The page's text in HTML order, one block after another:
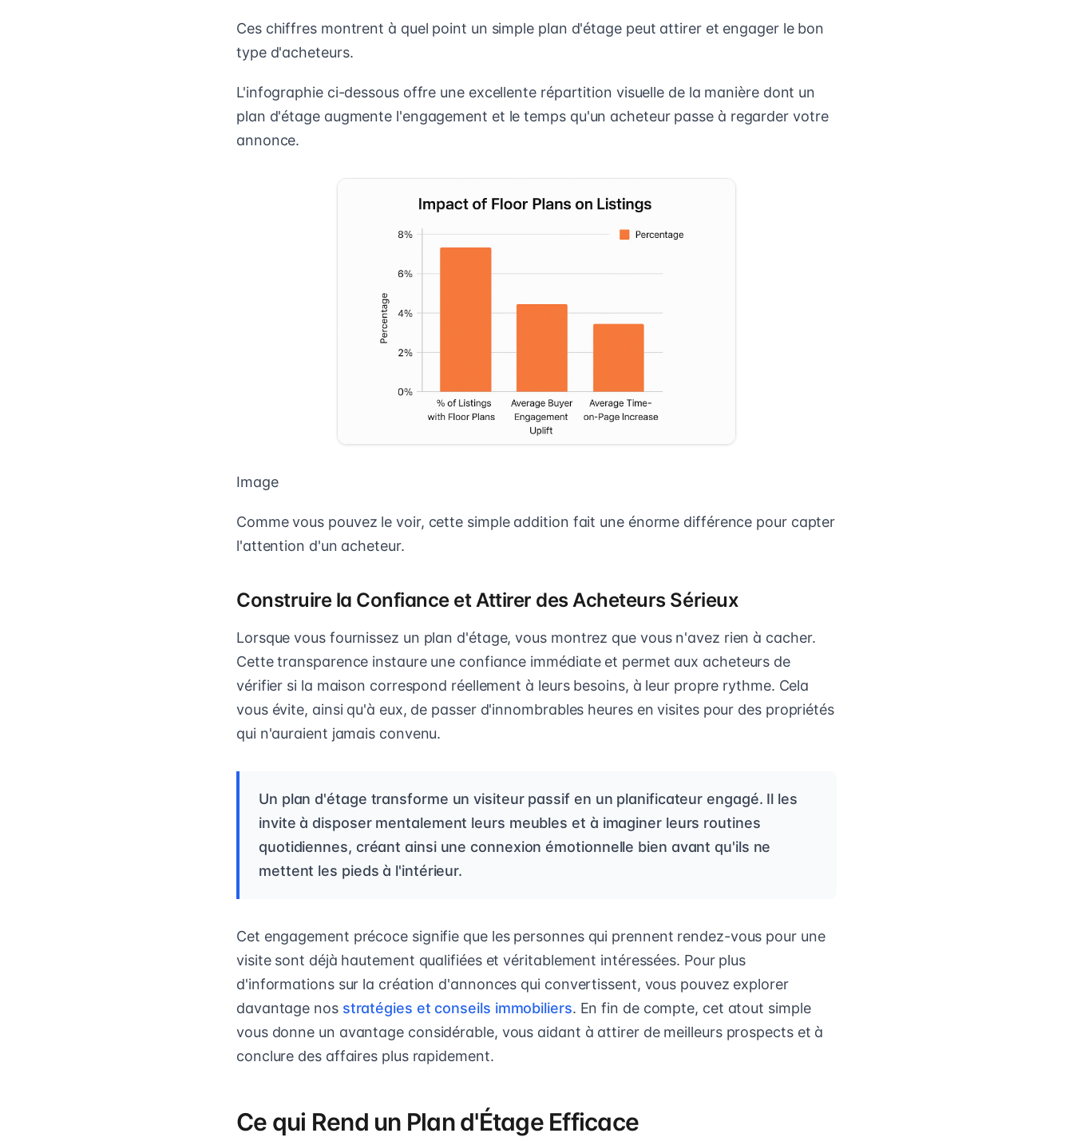
Ces chiffres montrent à quel point un simple plan d'étage peut attirer et engager le bon
type d'acheteurs.
L'infographie ci-dessous offre une excellente répartition visuelle de la manière dont un
plan d'étage augmente l'engagement et le temps qu'un acheteur passe à regarder votre
annonce.
Image
Comme vous pouvez le voir, cette simple addition fait une énorme différence pour capter
l'attention d'un acheteur.
Construire la Confiance et Attirer des Acheteurs Sérieux
Lorsque vous fournissez un plan d'étage, vous montrez que vous n'avez rien à cacher.
Cette transparence instaure une confiance immédiate et permet aux acheteurs de
vérifier si la maison correspond réellement à leurs besoins, à leur propre rythme. Cela
vous évite, ainsi qu'à eux, de passer d'innombrables heures en visites pour des propriétés
qui n'auraient jamais convenu.
Un plan d'étage transforme un visiteur passif en un planificateur engagé. Il les
invite à disposer mentalement leurs meubles et à imaginer leurs routines
quotidiennes, créant ainsi une connexion émotionnelle bien avant qu'ils ne
mettent les pieds à l'intérieur.
Cet engagement précoce signifie que les personnes qui prennent rendez-vous pour une
visite sont déjà hautement qualifiées et véritablement intéressées. Pour plus
d'informations sur la création d'annonces qui convertissent, vous pouvez explorer
davantage nos stratégies et conseils immobiliers. En fin de compte, cet atout simple
vous donne un avantage considérable, vous aidant à attirer de meilleurs prospects et à
conclure des affaires plus rapidement.
Ce qui Rend un Plan d'Étage Efficace